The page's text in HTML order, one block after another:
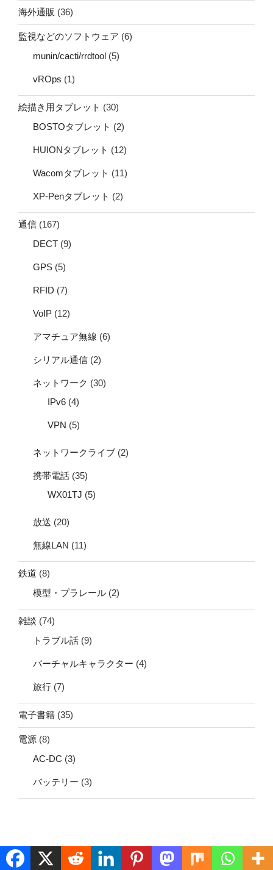
海外通販 (36)
監視などのソフトウェア (6)
munin/cacti/rrdtool (5)
vROps (1)
絵描き用タブレット (30)
BOSTOタブレット (2)
HUIONタブレット (12)
Wacomタブレット (11)
XP-Penタブレット (2)
通信 (167)
DECT (9)
GPS (5)
RFID (7)
VoIP (12)
アマチュア無線 (6)
シリアル通信 (2)
ネットワーク (30)
IPv6 (4)
VPN (5)
ネットワークライブ (2)
携帯電話 (35)
WX01TJ (5)
放送 (20)
無線LAN (11)
鉄道 (8)
模型・プラレール (2)
雑談 (74)
トラブル話 (9)
バーチャルキャラクター (4)
旅行 (7)
電子書籍 (35)
電源 (8)
AC-DC (3)
バッテリー (3)